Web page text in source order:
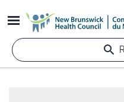
au
contenu
principal